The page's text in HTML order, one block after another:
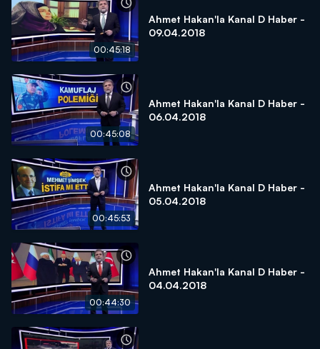
00:45:18
Ahmet Hakan'la Kanal D Haber -
09.04.2018
00:45:08
Ahmet Hakan'la Kanal D Haber -
06.04.2018
00:45:53
Ahmet Hakan'la Kanal D Haber -
05.04.2018
00:44:30
Ahmet Hakan'la Kanal D Haber -
04.04.2018